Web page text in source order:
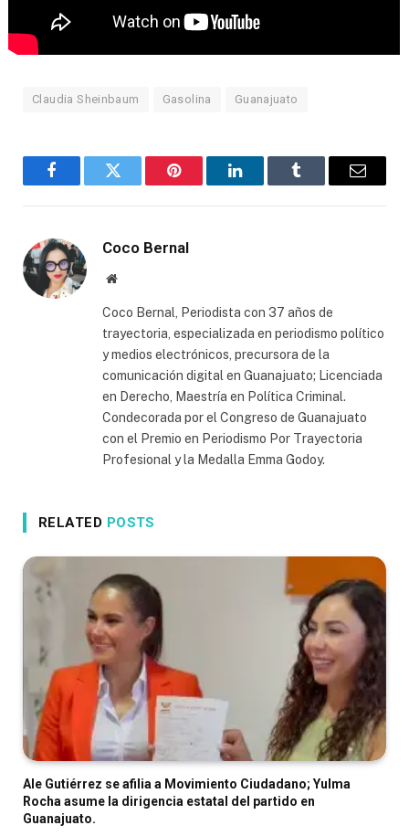
Claudia Sheinbaum Gasolina Guanajuato
FacebookTwitter Pinterest LinkedInTumblr Email
Coco Bernal
Website
Coco Bernal, Periodista con 37 años de
trayectoria, especializada en periodismo político
y medios electrónicos, precursora de la
comunicación digital en Guanajuato; Licenciada
en Derecho, Maestría en Política Criminal.
Condecorada por el Congreso de Guanajuato
con el Premio en Periodismo Por Trayectoria
Profesional y la Medalla Emma Godoy.
RELATED POSTS
Ale Gutiérrez se afilia a Movimiento Ciudadano; Yulma
Rocha asume la dirigencia estatal del partido en
Guanajuato.